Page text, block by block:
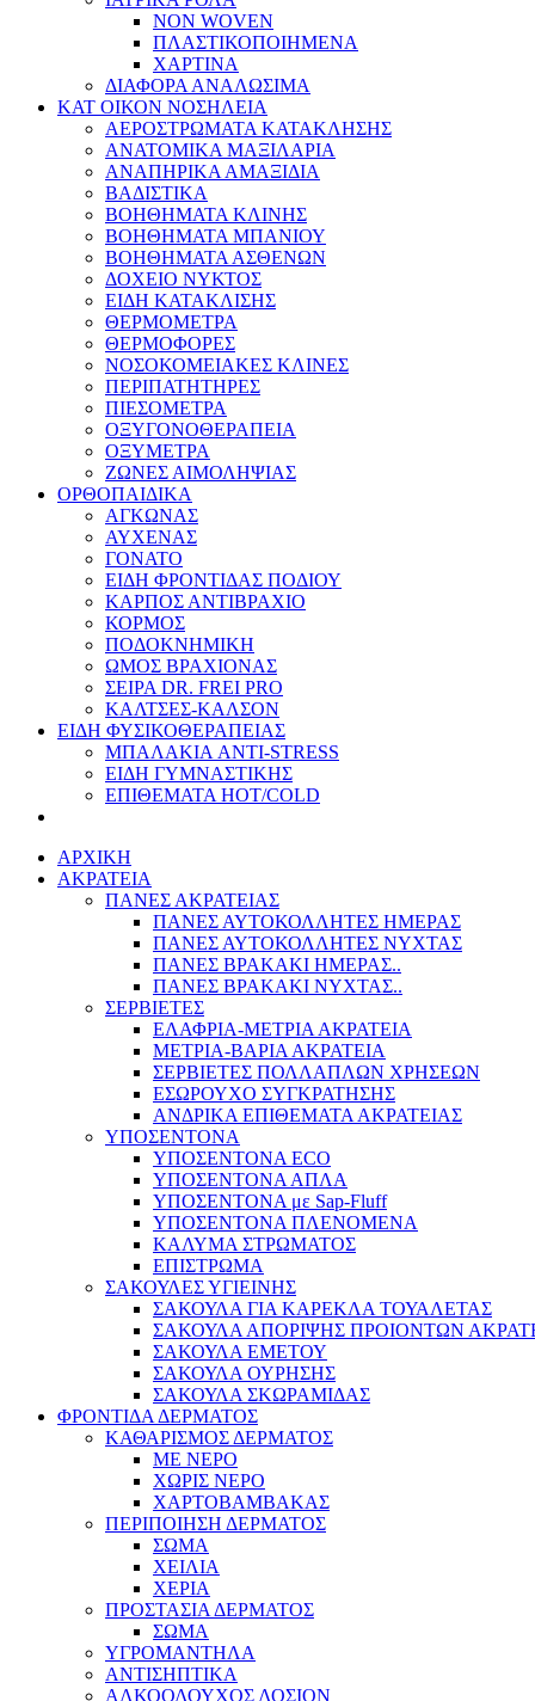
NON WOVEN
ΠΛΑΣΤΙΚΟΠΟΙΗΜΕΝΑ
ΧΑΡΤΙΝΑ
ΔΙΑΦΟΡΑ ΑΝΑΛΩΣΙΜΑ
ΚΑΤ ΟΙΚΟΝ ΝΟΣΗΛΕΙΑ
ΑΕΡΟΣΤΡΩΜΑΤΑ ΚΑΤΑΚΛΗΣΗΣ
ΑΝΑΤΟΜΙΚΑ ΜΑΞΙΛΑΡΙΑ
ΑΝΑΠΗΡΙΚΑ ΑΜΑΞΙΔΙΑ
ΒΑΔΙΣΤΙΚΑ
ΒΟΗΘΗΜΑΤΑ ΚΛΙΝΗΣ
ΒΟΗΘΗΜΑΤΑ ΜΠΑΝΙΟΥ
ΒΟΗΘΗΜΑΤΑ ΑΣΘΕΝΩΝ
ΔΟΧΕΙΟ ΝΥΚΤΟΣ
ΕΙΔΗ ΚΑΤΑΚΛΙΣΗΣ
ΘΕΡΜΟΜΕΤΡΑ
ΘΕΡΜΟΦΟΡΕΣ
ΝΟΣΟΚΟΜΕΙΑΚΕΣ ΚΛΙΝΕΣ
ΠΕΡΙΠΑΤΗΤΗΡΕΣ
ΠΙΕΣΟΜΕΤΡΑ
ΟΞΥΓΟΝΟΘΕΡΑΠΕΙΑ
ΟΞΥΜΕΤΡΑ
ΖΩΝΕΣ ΑΙΜΟΛΗΨΙΑΣ
ΟΡΘΟΠΑΙΔΙΚΑ
ΑΓΚΩΝΑΣ
ΑΥΧΕΝΑΣ
ΓΟΝΑΤΟ
ΕΙΔΗ ΦΡΟΝΤΙΔΑΣ ΠΟΔΙΟΥ
ΚΑΡΠΟΣ ΑΝΤΙΒΡΑΧΙΟ
ΚΟΡΜΟΣ
ΠΟΔΟΚΝΗΜΙΚΗ
ΩΜΟΣ ΒΡΑΧΙΟΝΑΣ
ΣΕΙΡΑ DR. FREI PRO
ΚΑΛΤΣΕΣ-ΚΑΛΣΟΝ
ΕΙΔΗ ΦΥΣΙΚΟΘΕΡΑΠΕΙΑΣ
ΜΠΑΛΑΚΙΑ ANTI-STRESS
ΕΙΔΗ ΓΥΜΝΑΣΤΙΚΗΣ
ΕΠΙΘΕΜΑΤΑ HOT/COLD
ΑΡΧΙΚΗ
ΑΚΡΑΤΕΙΑ
ΠΑΝΕΣ ΑΚΡΑΤΕΙΑΣ
ΠΑΝΕΣ ΑΥΤΟΚΟΛΛΗΤΕΣ ΗΜΕΡΑΣ
ΠΑΝΕΣ ΑΥΤΟΚΟΛΛΗΤΕΣ ΝΥΧΤΑΣ
ΠΑΝΕΣ ΒΡΑΚΑΚΙ ΗΜΕΡΑΣ..
ΠΑΝΕΣ ΒΡΑΚΑΚΙ ΝΥΧΤΑΣ..
ΣΕΡΒΙΕΤΕΣ
ΕΛΑΦΡΙΑ-ΜΕΤΡΙΑ ΑΚΡΑΤΕΙΑ
ΜΕΤΡΙΑ-ΒΑΡΙΑ ΑΚΡΑΤΕΙΑ
ΣΕΡΒΙΕΤΕΣ ΠΟΛΛΑΠΛΩΝ ΧΡΗΣΕΩΝ
ΕΣΩΡΟΥΧΟ ΣΥΓΚΡΑΤΗΣΗΣ
ΑΝΔΡΙΚΑ ΕΠΙΘΕΜΑΤΑ ΑΚΡΑΤΕΙΑΣ
ΥΠΟΣΕΝΤΟΝΑ
ΥΠΟΣΕΝΤΟΝΑ ECO
ΥΠΟΣΕΝΤΟΝΑ ΑΠΛΑ
ΥΠΟΣΕΝΤΟΝΑ με Sap-Fluff
ΥΠΟΣΕΝΤΟΝΑ ΠΛΕΝΟΜΕΝΑ
ΚΑΛΥΜΑ ΣΤΡΩΜΑΤΟΣ
ΕΠΙΣΤΡΩΜΑ
ΣΑΚΟΥΛΕΣ ΥΓΙΕΙΝΗΣ
ΣΑΚΟΥΛΑ ΓΙΑ ΚΑΡΕΚΛΑ ΤΟΥΑΛΕΤΑΣ
ΣΑΚΟΥΛΑ ΑΠΟΡΙΨΗΣ ΠΡΟΙΟΝΤΩΝ
ΣΑΚΟΥΛΑ ΕΜΕΤΟΥ
ΣΑΚΟΥΛΑ ΟΥΡΗΣΗΣ
ΣΑΚΟΥΛΑ ΣΚΩΡΑΜΙΔΑΣ
ΦΡΟΝΤΙΔΑ ΔΕΡΜΑΤΟΣ
ΚΑΘΑΡΙΣΜΟΣ ΔΕΡΜΑΤΟΣ
ΜΕ ΝΕΡΟ
ΧΩΡΙΣ ΝΕΡΟ
ΧΑΡΤΟΒΑΜΒΑΚΑΣ
ΠΕΡΙΠΟΙΗΣΗ ΔΕΡΜΑΤΟΣ
ΣΩΜΑ
ΧΕΙΛΙΑ
ΧΕΡΙΑ
ΠΡΟΣΤΑΣΙΑ ΔΕΡΜΑΤΟΣ
ΣΩΜΑ
ΥΓΡΟΜΑΝΤΗΛΑ
ΑΝΤΙΣΗΠΤΙΚΑ
ΑΛΚΟΟΛΟΥΧΟΣ ΛΟΣΙΟΝ